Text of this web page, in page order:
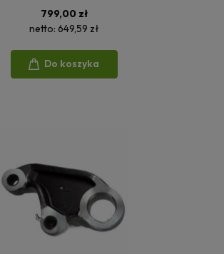
799,00 zł
netto: 649,59 zł
Do koszyka